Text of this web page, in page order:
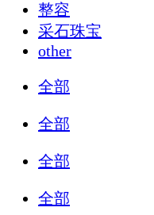
整容
采石珠宝
other
全部
全部
全部
全部